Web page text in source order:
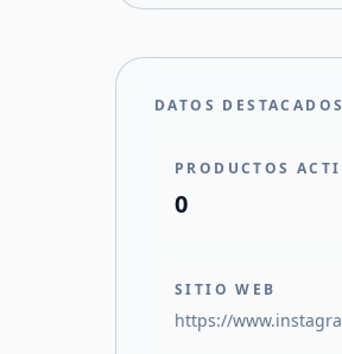
DATOS DESTACADOS
PRODUCTOS
0
SITIO WEB